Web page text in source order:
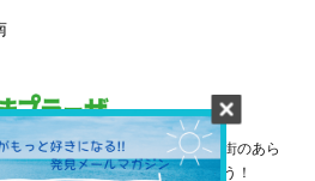
験を豊かにする情報サイトです。街のあら
います。早速情報を探してみよう！